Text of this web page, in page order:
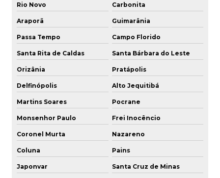
Rio Novo Carbonita
Araporã Guimarânia
Passa Tempo Campo Florido
Santa Rita de Caldas Santa Bárbara do Leste
Orizânia Pratápolis
Delfinópolis Alto Jequitibá
Martins Soares Pocrane
Monsenhor Paulo Frei Inocêncio
Coronel Murta Nazareno
Coluna Pains
Japonvar Santa Cruz de Minas